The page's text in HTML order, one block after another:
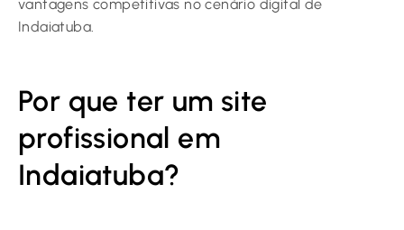
vantagens competitivas no cenário digital de
Indaiatuba.
Por que ter um site
profissional em
Indaiatuba?